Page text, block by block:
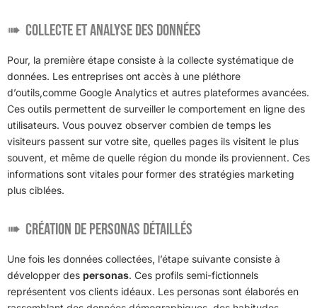
Collecte et analyse des données
Pour, la première étape consiste à la collecte systématique de
données. Les entreprises ont accès à une pléthore
d’outils,comme Google Analytics et autres plateformes avancées.
Ces outils permettent de surveiller le comportement en ligne des
utilisateurs. Vous pouvez observer combien de temps les
visiteurs passent sur votre site, quelles pages ils visitent le plus
souvent, et même de quelle région du monde ils proviennent. Ces
informations sont vitales pour former des stratégies marketing
plus ciblées.
Création de personas détaillés
Une fois les données collectées, l’étape suivante consiste à
développer des personas. Ces profils semi-fictionnels
représentent vos clients idéaux. Les personas sont élaborés en